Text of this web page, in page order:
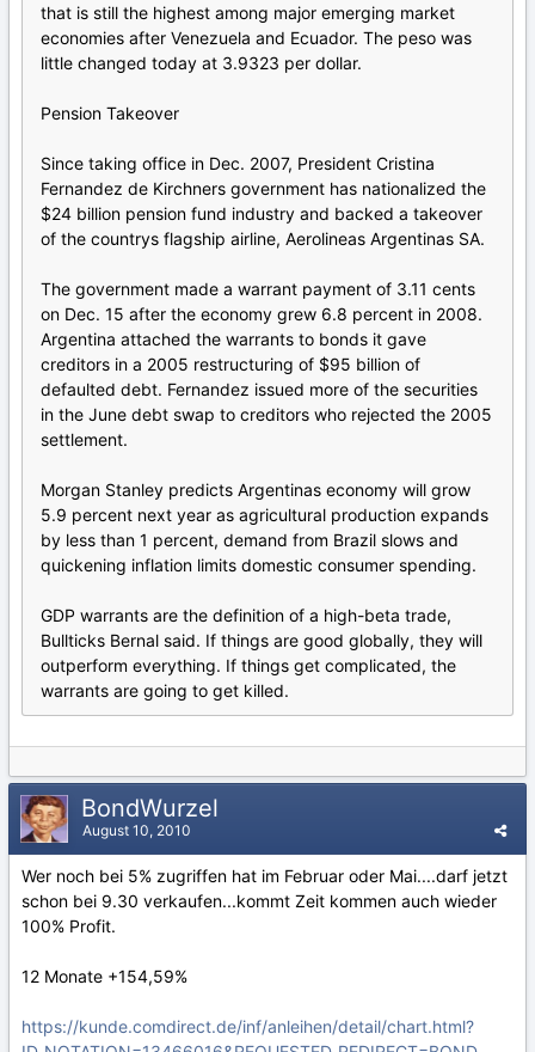
that is still the highest among major emerging market
economies after Venezuela and Ecuador. The peso was
little changed today at 3.9323 per dollar.
Pension Takeover
Since taking office in Dec. 2007, President Cristina
Fernandez de Kirchners government has nationalized the
$24 billion pension fund industry and backed a takeover
of the countrys flagship airline, Aerolineas Argentinas SA.
The government made a warrant payment of 3.11 cents
on Dec. 15 after the economy grew 6.8 percent in 2008.
Argentina attached the warrants to bonds it gave
creditors in a 2005 restructuring of $95 billion of
defaulted debt. Fernandez issued more of the securities
in the June debt swap to creditors who rejected the 2005
settlement.
Morgan Stanley predicts Argentinas economy will grow
5.9 percent next year as agricultural production expands
by less than 1 percent, demand from Brazil slows and
quickening inflation limits domestic consumer spending.
GDP warrants are the definition of a high-beta trade,
Bullticks Bernal said. If things are good globally, they will
outperform everything. If things get complicated, the
warrants are going to get killed.
BondWurzel
August 10, 2010
Wer noch bei 5% zugriffen hat im Februar oder Mai....darf jetzt
schon bei 9.30 verkaufen...kommt Zeit kommen auch wieder
100% Profit.
12 Monate +154,59%
https://kunde.comdirect.de/inf/anleihen/detail/chart.html?